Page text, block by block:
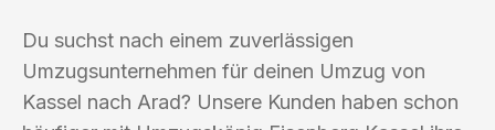
Du suchst nach einem zuverlässigen
Umzugsunternehmen für deinen Umzug von
Kassel nach Arad? Unsere Kunden haben schon